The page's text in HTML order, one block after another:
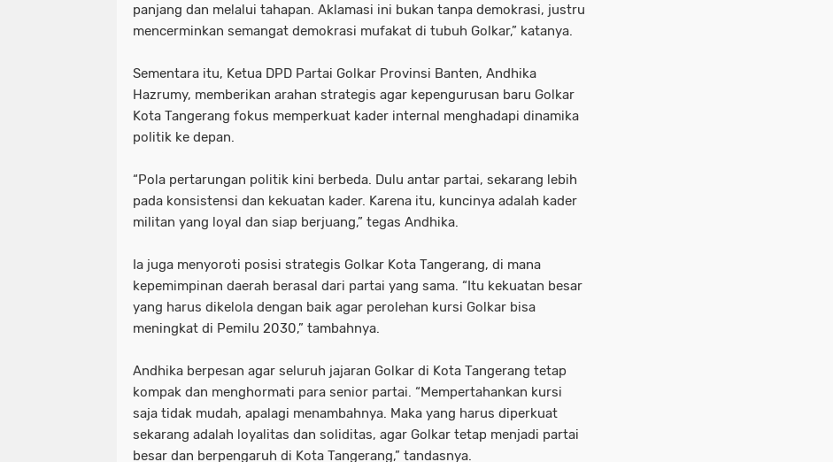
panjang dan melalui tahapan. Aklamasi ini bukan tanpa demokrasi, justru
mencerminkan semangat demokrasi mufakat di tubuh Golkar,” katanya.
Sementara itu, Ketua DPD Partai Golkar Provinsi Banten, Andhika
Hazrumy, memberikan arahan strategis agar kepengurusan baru Golkar
Kota Tangerang fokus memperkuat kader internal menghadapi dinamika
politik ke depan.
“Pola pertarungan politik kini berbeda. Dulu antar partai, sekarang lebih
pada konsistensi dan kekuatan kader. Karena itu, kuncinya adalah kader
militan yang loyal dan siap berjuang,” tegas Andhika.
Ia juga menyoroti posisi strategis Golkar Kota Tangerang, di mana
kepemimpinan daerah berasal dari partai yang sama. “Itu kekuatan besar
yang harus dikelola dengan baik agar perolehan kursi Golkar bisa
meningkat di Pemilu 2030,” tambahnya.
Andhika berpesan agar seluruh jajaran Golkar di Kota Tangerang tetap
kompak dan menghormati para senior partai. “Mempertahankan kursi
saja tidak mudah, apalagi menambahnya. Maka yang harus diperkuat
sekarang adalah loyalitas dan soliditas, agar Golkar tetap menjadi partai
besar dan berpengaruh di Kota Tangerang,” tandasnya.